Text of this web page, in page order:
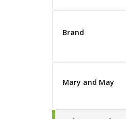
Brand
Mary and May